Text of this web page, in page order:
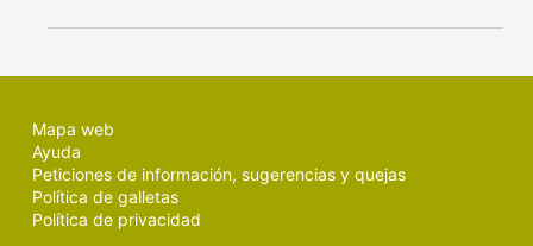
Mapa web
Ayuda
Peticiones de información, sugerencias y quejas
Política de galletas
Política de privacidad